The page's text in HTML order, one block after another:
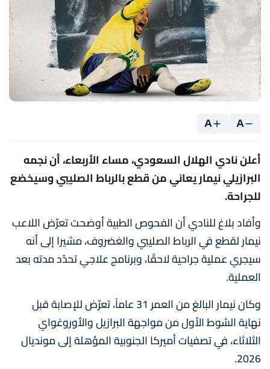
A
A
أعلن نادي الهلال السعودي، مساء الأربعاء، أن نجمه
البرازيلي نيمار يعاني من قطع بالرباط الصليبي وسيخضع
للجراحة.
وأفاد بلاغ للنادي أن الفحوص الطبية أوضحت تعرّض اللاعب
نيمار لقطع في الرباط الصليبي والغضروف، مشيرا إلى أنه
سيجري عملية جراحية لاحقًا، وبرنامج علاجي تحدّد مدته بعد
العملية.
وكان نيمار البالغ من العمر 31 عاماً، تعرّض للإصابة قبل
نهاية الشوط الأول من مواجهة البرازيل والأوروغواي
الثلاثاء، في تصفيات أميركا الجنوبية المؤهلة إلى مونديال
2026.